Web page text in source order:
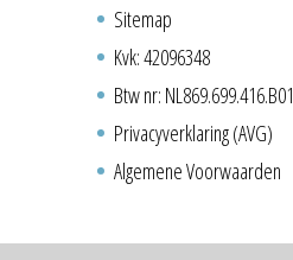
Sitemap
Kvk: 42096348
Btw nr: NL869.699.416.B01
Privacyverklaring (AVG)
Algemene Voorwaarden